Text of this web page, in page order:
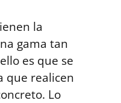
la
gama tan
es que se
que realicen
Lo